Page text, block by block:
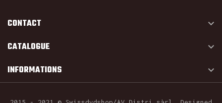
CONTACT 
CATALOGUE 
INFORMATIONS 